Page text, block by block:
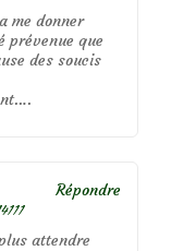
me donner
prévenue que
des soucis
attendre
Répondre